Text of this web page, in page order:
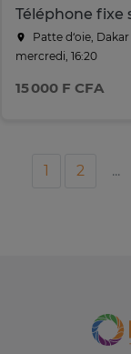
Patte d‘oie, Dakar
mercredi, 16:20
15 000 F CFA
1 2 ...